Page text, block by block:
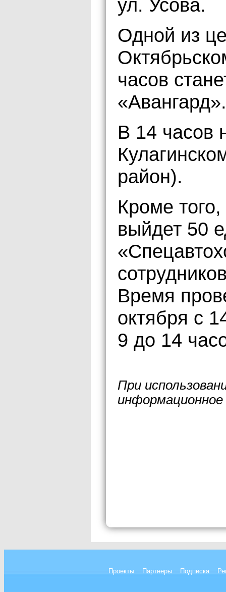
ул. Усова.
Одной из
часов
«Авангард».
В 14 часов
район).
Кроме
выйдет 50
Время
октября с
9 до 14
При
Проекты Партнеры Подписка